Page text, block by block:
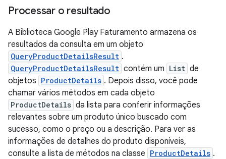
Processar o resultado
A Biblioteca Google Play Faturamento armazena os
resultados da consulta em um objeto
QueryProductDetailsResult .
QueryProductDetailsResult contém um List de
objetos ProductDetails . Depois disso, você pode
chamar vários métodos em cada objeto
ProductDetails da lista para conferir informações
relevantes sobre um produto único buscado com
sucesso, como o preço ou a descrição. Para ver as
informações de detalhes do produto disponíveis,
consulte a lista de métodos na classe ProductDetails .